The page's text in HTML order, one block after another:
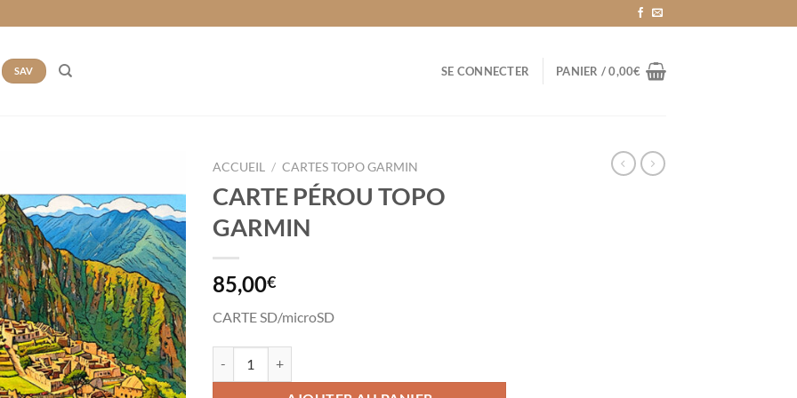
SAV SE CONNECTER PANIER /0,00€
Ajouter
à la liste
de
souhaits
ACCUEIL / CARTES TOPO GARMIN
CARTE PÉROU TOPO
GARMIN
85,00€
CARTE SD/microSD